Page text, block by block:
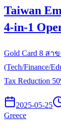
Taiwan
4-in-1
Gold Card 8 สา
(Tech/Finance/
Tax Reduction
2025-05-25
Greece